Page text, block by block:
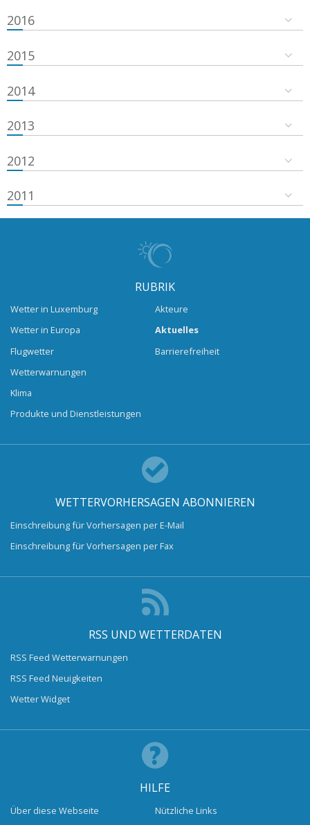
2016
2015
2014
2013
2012
2011
RUBRIK
Wetter in Luxemburg
Wetter in Europa
Flugwetter
Wetterwarnungen
Klima
Produkte und Dienstleistungen
Akteure
Aktuelles
Barrierefreiheit
WETTERVORHERSAGEN ABONNIEREN
Einschreibung für Vorhersagen per E-Mail
Einschreibung für Vorhersagen per Fax
RSS UND WETTERDATEN
RSS Feed Wetterwarnungen
RSS Feed Neuigkeiten
Wetter Widget
HILFE
Über diese Webseite
Nützliche Links